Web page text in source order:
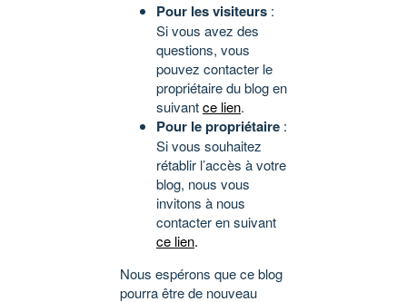
Pour les visiteurs :
Si vous avez des
questions, vous
pouvez contacter le
propriétaire du blog en
suivantce lien.
Pour le propriétaire :
Si vous souhaitez
rétablir l’accès à votre
blog, nous vous
invitons à nous
contacter en suivant
ce lien.
Nous espérons que ce blog
pourra être de nouveau